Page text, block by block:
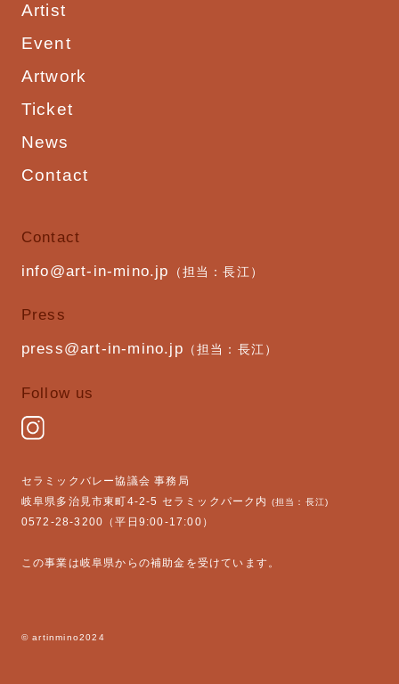
Artist
Event
Artwork
Ticket
News
Contact
Contact
info@art-in-mino.jp （担当：長江）
Press
press@art-in-mino.jp （担当：長江）
Follow us
セラミックバレー協議会 事務局
岐阜県多治見市東町4-2-5 セラミックパーク内
(担当：長江)
0572-28-3200（平日9:00-17:00）
この事業は岐阜県からの補助金を受けています。
© artinmino2024